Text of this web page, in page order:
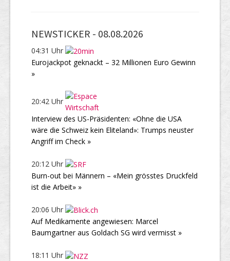
NEWSTICKER - 08.08.2026
04:31 Uhr
Eurojackpot geknackt – 32 Millionen Euro Gewinn
»
20:42 Uhr
Interview des US-Präsidenten: «Ohne die USA
wäre die Schweiz kein Eliteland»: Trumps neuster
Angriff im Check »
20:12 Uhr
Burn-out bei Männern – «Mein grösstes Druckfeld
ist die Arbeit» »
20:06 Uhr
Auf Medikamente angewiesen: Marcel
Baumgartner aus Goldach SG wird vermisst »
18:11 Uhr